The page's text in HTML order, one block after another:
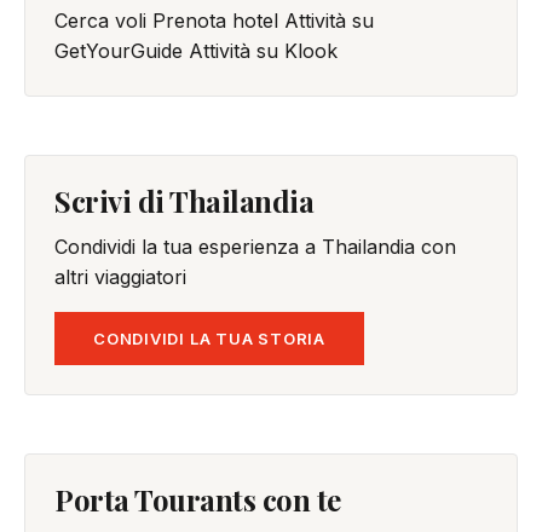
Cerca voli Prenota hotel Attività su
GetYourGuide Attività su Klook
Scrivi di Thailandia
Condividi la tua esperienza a Thailandia con
altri viaggiatori
CONDIVIDI LA TUA STORIA
Porta Tourants con te